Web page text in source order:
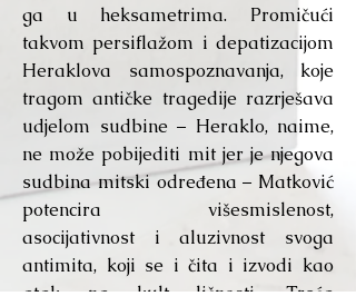
ga u heksametrima. Promičući
takvom persiflažom i depatizacijom
Heraklova samospoznavanja, koje
tragom antičke tragedije razrješava
udjelom sudbine – Heraklo, naime,
ne može pobijediti mit jer je njegova
sudbina mitski određena – Matković
potencira višesmislenost,
asocijativnost i aluzivnost svoga
antimita, koji se i čita i izvodi kao
atak na kult ličnosti. Treća